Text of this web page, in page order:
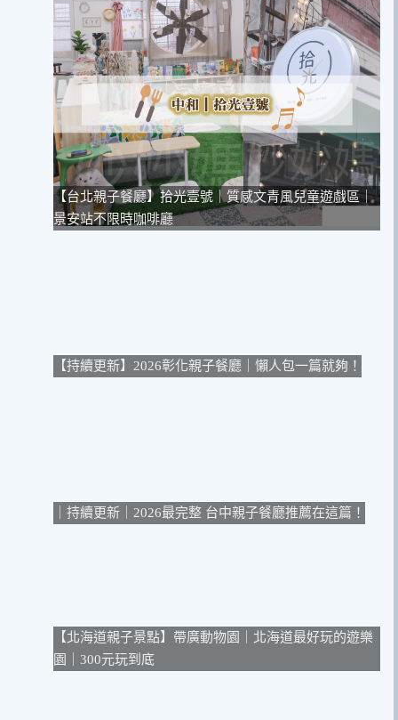
【台北親子餐廳】拾光壹號｜質感文青風兒童遊戲區｜
景安站不限時咖啡廳
【持續更新】2026彰化親子餐廳｜懶人包一篇就夠！
｜持續更新｜2026最完整 台中親子餐廳推薦在這篇！
【北海道親子景點】帶廣動物園｜北海道最好玩的遊樂
園｜300元玩到底